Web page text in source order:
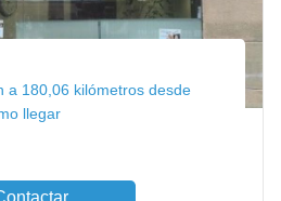
a 180,06 kilómetros desde
llegar